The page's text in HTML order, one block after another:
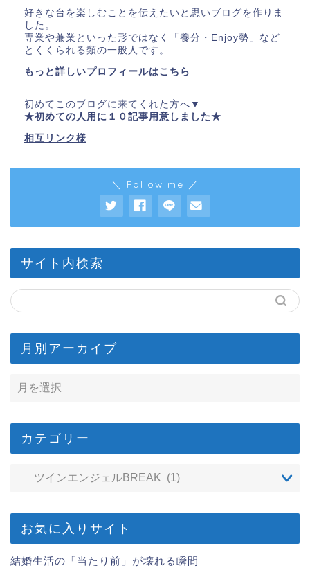
好きな台を楽しむことを伝えたいと思いブログを作りま
した。
専業や兼業といった形ではなく「養分・Enjoy勢」など
とくくられる類の一般人です。
もっと詳しいプロフィールはこちら
初めてこのブログに来てくれた方へ▼
★初めての人用に１０記事用意しました★
相互リンク様
＼ Follow me ／
サイト内検索
月別アーカイブ
カテゴリー
お気に入りサイト
結婚生活の「当たり前」が壊れる瞬間